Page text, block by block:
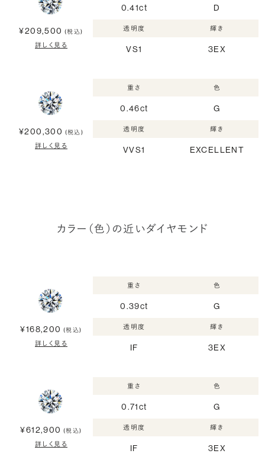
¥209,500 (税込)
詳しく見る
0.41ct D
透明度
VS1
輝き
3EX
¥200,300 (税込)
詳しく見る
重さ
0.46ct
色
G
透明度
VVS1
輝き
EXCELLENT
カラー（色）の近いダイヤモンド
¥168,200 (税込)
詳しく見る
重さ
0.39ct
色
G
透明度
IF
輝き
3EX
¥612,900 (税込)
詳しく見る
重さ
0.71ct
色
G
透明度
IF
輝き
3EX